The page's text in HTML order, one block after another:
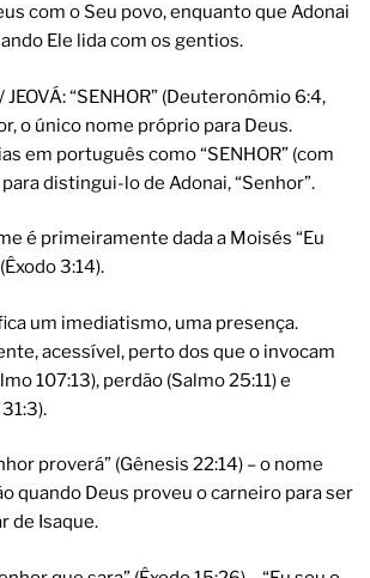
com o Seu povo, enquanto que Adonai
Ele lida com os gentios.
“SENHOR” (Deuteronômio 6:4,
o único nome próprio para Deus.
em português como “SENHOR” (com
distingui-lo de Adonai, “Senhor”.
é primeiramente dada a Moisés “Eu
3:14).
um imediatismo, uma presença.
acessível, perto dos que o invocam
107:13), perdão (Salmo 25:11) e
proverá” (Gênesis 22:14) – o nome
quando Deus proveu o carneiro para ser
de Isaque.